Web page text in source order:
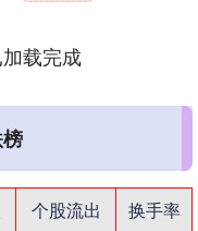
载完成
个股流出
换手率